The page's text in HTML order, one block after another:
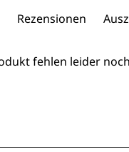
Rezensionen
fehlen leider